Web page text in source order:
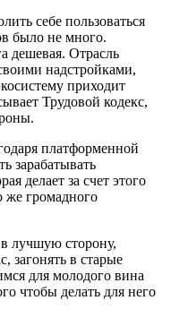
себе пользоваться
было не много.
дешевая. Отрасль
надстройками,
приходит
Трудовой кодекс,
платформенной
зарабатывать
делает за счет этого
же громадного
лучшую сторону,
загонять в старые
для молодого вина
чтобы делать для него